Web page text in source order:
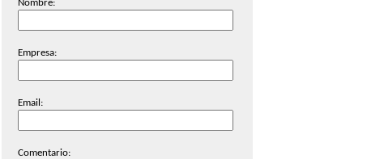
Nombre:
Empresa:
Email:
Comentario: